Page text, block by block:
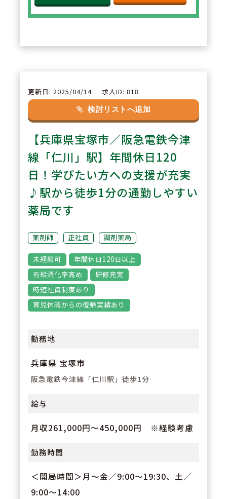
【女性が働きやすい職場です】
をしているため、いざという時の
応援・支援体制も整っています。
POINT 3
【薬剤師として幅広いスキルを構
築できる】
調剤専門店、調剤併設店、ドラッ
グと3つの業態を整えている為、
薬剤師として多角的な経験が積め
ます。
更新日: 2025/04/14 求人ID: 818
検討リストへ追加
【兵庫県宝塚市／阪急電鉄今津
線「仁川」駅】年間休日120
日！学びたい方への支援が充実
♪駅から徒歩1分の通勤しやすい
薬局です
薬剤師 正社員 調剤薬局
未経験可
年間休日120日以上
有給消化率高め
研修充実
時短社員制度あり
育児休暇からの復帰実績あり
勤務地
兵庫県 宝塚市
阪急電鉄今津線「仁川駅」徒歩1分
給与
月収261,000円～450,000円 ※経験考慮
勤務時間
＜開局時間＞月～金／9:00～19:30、土／
9:00～14:00